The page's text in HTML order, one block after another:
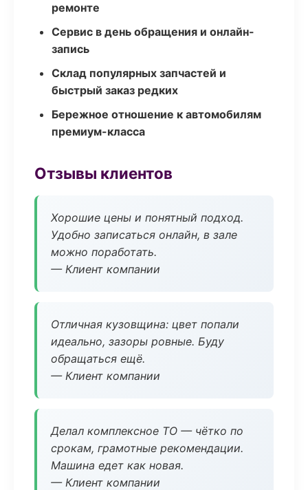
ремонте
Сервис в день обращения и онлайн-
запись
Склад популярных запчастей и
быстрый заказ редких
Бережное отношение к автомобилям
премиум-класса
Отзывы клиентов
Хорошие цены и понятный подход.
Удобно записаться онлайн, в зале
можно поработать.
— Клиент компании
Отличная кузовщина: цвет попали
идеально, зазоры ровные. Буду
обращаться ещё.
— Клиент компании
Делал комплексное ТО — чётко по
срокам, грамотные рекомендации.
Машина едет как новая.
— Клиент компании